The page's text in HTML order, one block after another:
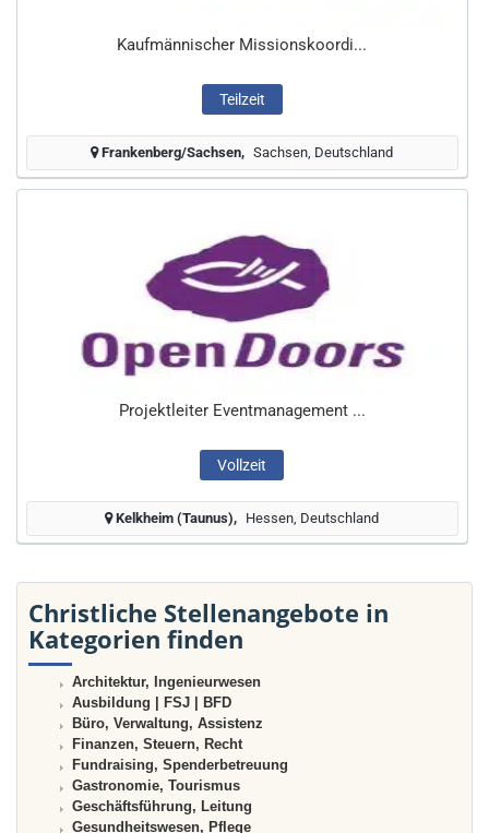
Kaufmännischer Missionskoordi...
Teilzeit
Frankenberg/Sachsen Sachsen, Deutschland
Projektleiter Eventmanagement ...
Vollzeit
Kelkheim (Taunus) Hessen, Deutschland
Christliche Stellenangebote in
Kategorien finden
Architektur, Ingenieurwesen
Ausbildung | FSJ | BFD
Büro, Verwaltung, Assistenz
Finanzen, Steuern, Recht
Fundraising, Spenderbetreuung
Gastronomie, Tourismus
Geschäftsführung, Leitung
Gesundheitswesen, Pflege